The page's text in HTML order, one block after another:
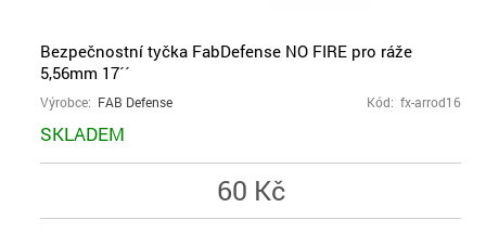
Bezpečnostní tyčka FabDefense NO FIRE pro ráže
5,56mm 17´´
Výrobce: FAB Defense Kód: fx-arrod16
SKLADEM
60 Kč